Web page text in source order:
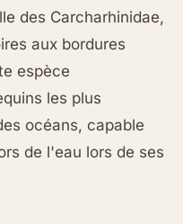
des Carcharhinidae,
aux bordures
espèce
les plus
océans, capable
de l'eau lors de ses